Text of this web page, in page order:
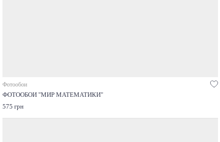
Фотообои
ФОТООБОИ "МИР МАТЕМАТИКИ"
575 грн